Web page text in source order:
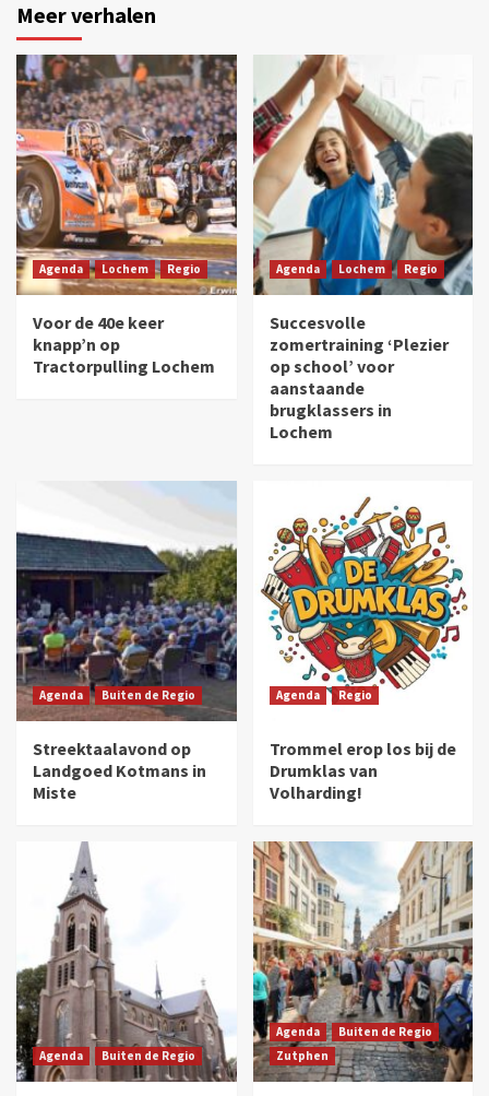
Meer verhalen
Agenda Lochem Regio
Voor de 40e keer
knapp’n op
Tractorpulling Lochem
Agenda Lochem Regio
Succesvolle
zomertraining ‘Plezier
op school’ voor
aanstaande
brugklassers in
Lochem
Agenda Buiten de Regio
Streektaalavond op
Landgoed Kotmans in
Miste
Agenda Regio
Trommel erop los bij de
Drumklas van
Volharding!
Agenda Buiten de Regio
Agenda
Buiten de Regio
Zutphen